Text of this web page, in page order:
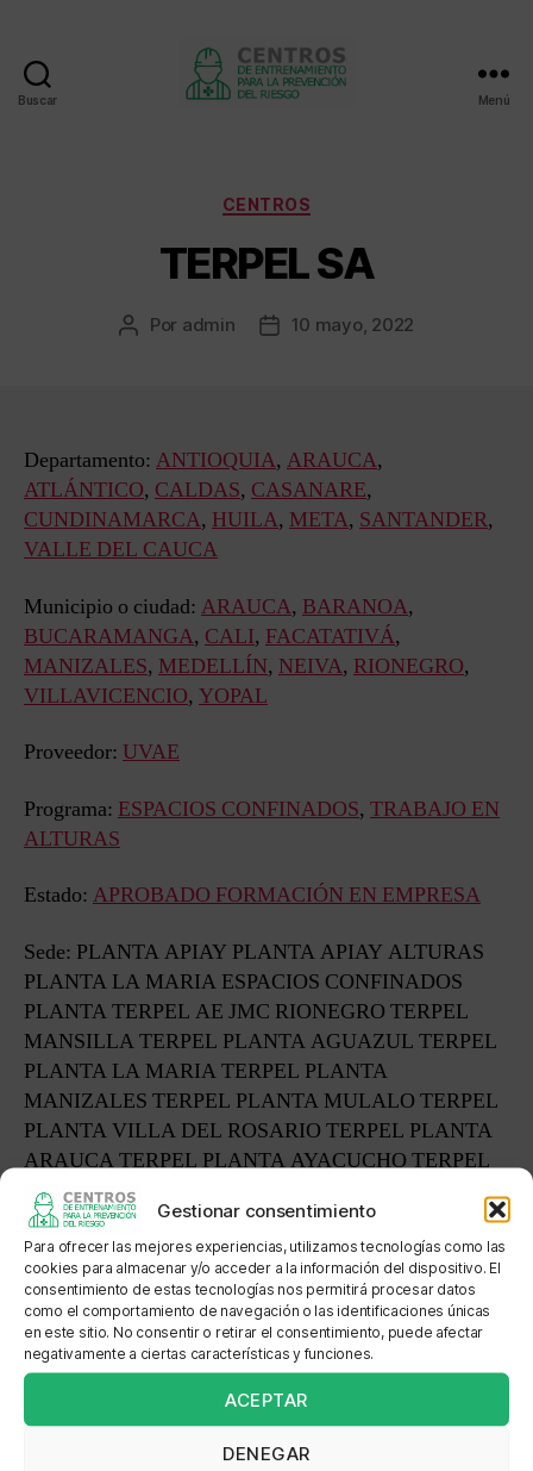
Gestionar consentimiento
Para ofrecer las mejores experiencias, utilizamos tecnologías como las
cookies para almacenar y/o acceder a la información del dispositivo. El
consentimiento de estas tecnologías nos permitirá procesar datos
como el comportamiento de navegación o las identificaciones únicas
en este sitio. No consentir o retirar el consentimiento, puede afectar
negativamente a ciertas características y funciones.
ACEPTAR
DENEGAR
Buscar Menú
Categorías
CENTROS
TERPEL SA
Autor
Por admin
Fecha10 mayo, 2022
Departamento: ANTIOQUIA, ARAUCA,
ATLÁNTICO, CALDAS, CASANARE,
CUNDINAMARCA, HUILA, META, SANTANDER,
VALLE DEL CAUCA
Municipio o ciudad: ARAUCA, BARANOA,
BUCARAMANGA, CALI, FACATATIVÁ,
MANIZALES, MEDELLÍN, NEIVA, RIONEGRO,
VILLAVICENCIO, YOPAL
Proveedor: UVAE
Programa: ESPACIOS CONFINADOS, TRABAJO EN
ALTURAS
Estado: APROBADO FORMACIÓN EN EMPRESA
Sede: PLANTA APIAY PLANTA APIAY ALTURAS
PLANTA LA MARIA ESPACIOS CONFINADOS
PLANTA TERPEL AE JMC RIONEGRO TERPEL
MANSILLA TERPEL PLANTA AGUAZUL TERPEL
PLANTA LA MARIA TERPEL PLANTA
MANIZALES TERPEL PLANTA MULALO TERPEL
PLANTA VILLA DEL ROSARIO TERPEL PLANTA
ARAUCA TERPEL PLANTA AYACUCHO TERPEL
PLANTA BARANOA TERPEL PLANTA CHIMITA
TERPEL PLANTA CONJUNTA NEIVA TERPEL
PLANTA FORTUNA
Dirección: Km 13 Vía Apiay Vereda El Hachón Meta
Km 13 vía Apiay Carrera 64 C No. 89-112 AUTOPISTA
NORTE AEROPUERTO JOSE MARIA CORDOBA
KM 3 VIA LA VEGA kM 1 VIA AGUAZUL
CARRERA 64C # 89-112 KILOMETRO 12
KILOMETRO 5.6 Anillo vial Km 7 Redoma Villa del